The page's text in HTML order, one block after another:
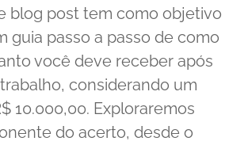
blog post tem como objetivo
guia passo a passo de como
você deve receber após
considerando um
10.000,00. Exploraremos
do acerto, desde o